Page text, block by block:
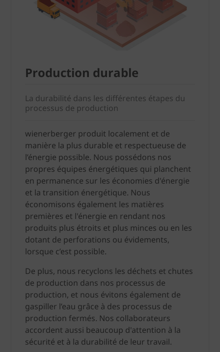
Production durable
La durabilité dans les différentes étapes du
processus de production
wienerberger produit localement et de
manière la plus durable et respectueuse de
l’énergie possible. Nous possédons nos
propres équipes énergétiques qui planchent
en permanence sur les économies d'énergie
et la transition énergétique. Nous
économisons également les matières
premières et l'énergie en rendant nos
produits plus étroits et plus minces ou en les
dotant de perforations ou évidements,
lorsque c’est possible.
De plus, nous recyclons les déchets et chutes
de production dans nos processus de
production, et nous évitons également de
gaspiller l’eau grâce à des processus de
production fermés. Nos collaborateurs
accordent aussi beaucoup d'attention à la
sécurité et à la durabilité de leur travail.